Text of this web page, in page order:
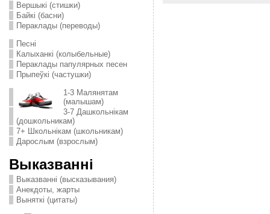
Вершыкі (стишки)
Байкі (басни)
Пераклады (переводы)
Песні
Калыханкі (колыбельные)
Пераклады папулярных песен
Прыпеўкі (частушки)
1-3 Малянятам
(малышам)
3-7 Дашкольнікам
(дошкольникам)
7+ Школьнікам (школьникам)
Дарослым (взрослым)
Выказванні
Выказванні (высказывания)
Анекдоты, жарты
Выняткі (цитаты)